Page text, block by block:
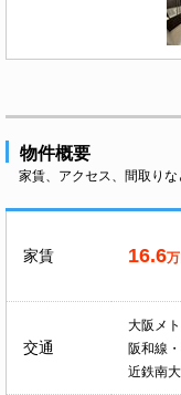
物件概要
家賃、アクセス、間取りな
家賃 16.6万
交通
大阪メ
阪和線
近鉄南